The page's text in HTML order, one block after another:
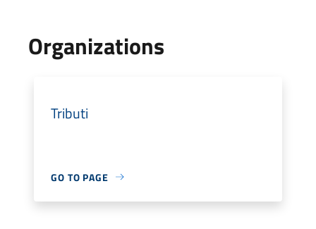
Organizations
Tributi
GO TO PAGE